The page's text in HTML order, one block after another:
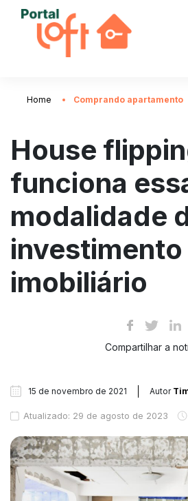
Home Comprando apartamento
House
funciona
modalidade
investimento
imobiliário
Compartilhar a
15 de novembro de 2021 Autor
Atualizado: 29 de agosto de 2023